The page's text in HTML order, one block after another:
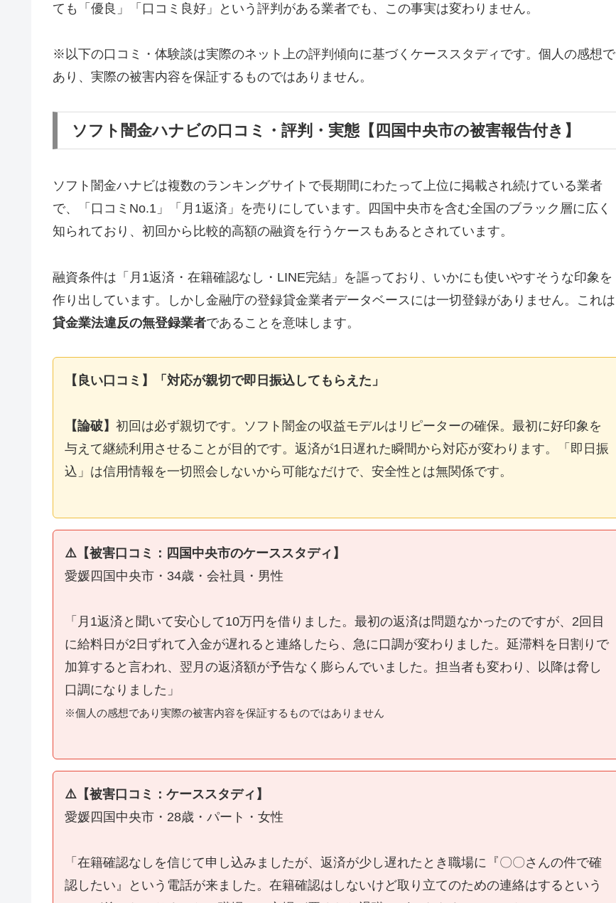
ても「優良」「口コミ良好」という評判がある業者でも、この事実は変わりません。
※以下の口コミ・体験談は実際のネット上の評判傾向に基づくケーススタディです。個人の感想で
あり、実際の被害内容を保証するものではありません。
ソフト闇金ハナビの口コミ・評判・実態【四国中央市の被害報告付き】
ソフト闇金ハナビは複数のランキングサイトで長期間にわたって上位に掲載され続けている業者
で、「口コミNo.1」「月1返済」を売りにしています。四国中央市を含む全国のブラック層に広く
知られており、初回から比較的高額の融資を行うケースもあるとされています。
融資条件は「月1返済・在籍確認なし・LINE完結」を謳っており、いかにも使いやすそうな印象を
作り出しています。しかし金融庁の登録貸金業者データベースには一切登録がありません。これは
貸金業法違反の無登録業者であることを意味します。
【良い口コミ】「対応が親切で即日振込してもらえた」
【論破】 初回は必ず親切です。ソフト闇金の収益モデルはリピーターの確保。最初に好印象を
与えて継続利用させることが目的です。返済が1日遅れた瞬間から対応が変わります。「即日振
込」は信用情報を一切照会しないから可能なだけで、安全性とは無関係です。
⚠️【被害口コミ：四国中央市のケーススタディ】
愛媛四国中央市・34歳・会社員・男性
「月1返済と聞いて安心して10万円を借りました。最初の返済は問題なかったのですが、2回目
に給料日が2日ずれて入金が遅れると連絡したら、急に口調が変わりました。延滞料を日割りで
加算すると言われ、翌月の返済額が予告なく膨らんでいました。担当者も変わり、以降は脅し
口調になりました」
※個人の感想であり実際の被害内容を保証するものではありません
⚠️【被害口コミ：ケーススタディ】
愛媛四国中央市・28歳・パート・女性
「在籍確認なしを信じて申し込みましたが、返済が少し遅れたとき職場に『〇〇さんの件で確
認したい』という電話が来ました。在籍確認はしないけど取り立てのための連絡はするという